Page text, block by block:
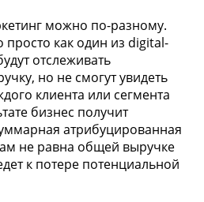
можно по-разному.
просто как один из digital-
отслеживать
но не смогут увидеть
клиента или сегмента
бизнес получит
атрибуцированная
не равна общей выручке
к потере потенциальной